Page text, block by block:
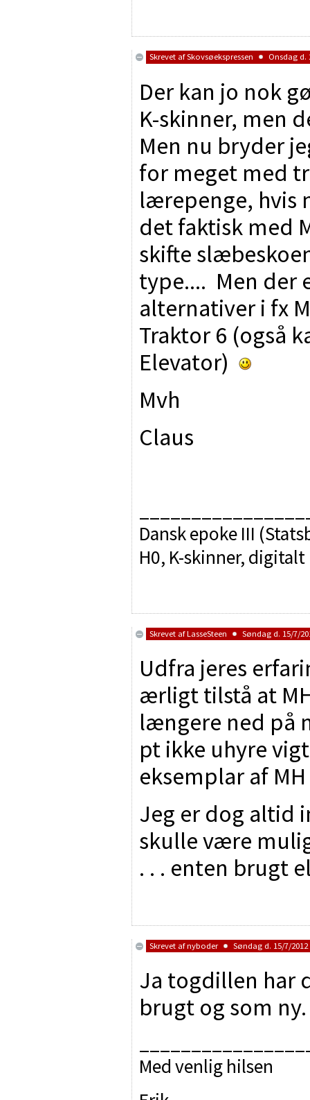
Skrevet afSkovsøekspressen Onsdag d.
Der kan jo nok
K-skinner, men
Men nu bryder
for meget med
lærepenge, hvis
det faktisk med
skifte
type.... Men der
alternativer i fx
Traktor 6 (også
Elevator)
Mvh
Claus
Dansk epoke III
H0, K-skinner, digitalt
Skrevet afLasseSteen Søndag d. 15/7/
Udfra jeres
ærligt tilstå at
længere ned på
pt ikke uhyre
eksemplar af
Jeg er dog altid
skulle være
. . . enten brugt
Skrevet afnyboder Søndag d. 15/7/2012
Ja togdillen har
brugt og som ny.
Med venlig hilsen